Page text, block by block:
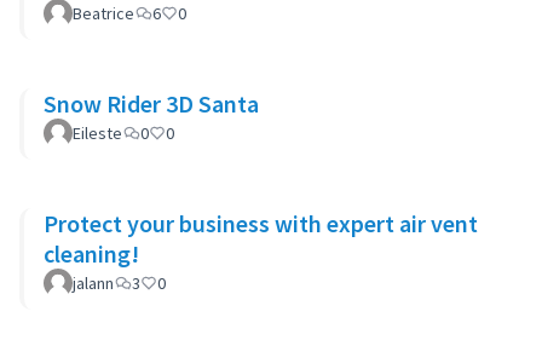
Beatrice 6 0
Snow Rider 3D Santa
Eileste 0 0
Protect your business with expert air vent
cleaning!
jalann 3 0